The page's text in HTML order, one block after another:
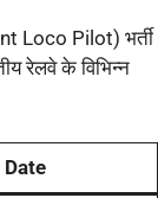
Loco Pilot) भर्ती
रेलवे के विभिन्न
Date